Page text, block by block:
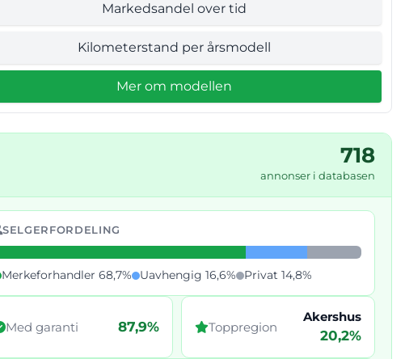
Markedsandel over tid
Kilometerstand per årsmodell
Mer om modellen
718
annonser i databasen
SELGERFORDELING
Merkeforhandler 68,7% Uavhengig 16,6% Privat 14,8%
Med garanti 87,9% Toppregion
Akershus
20,2%